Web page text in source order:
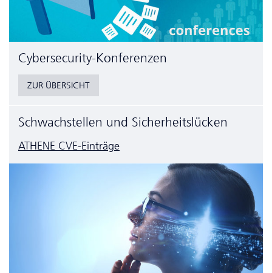
Cyber­security-Konferenzen
ZUR ÜBERSICHT
Schwachstellen und Sicherheitslücken
ATHENE CVE-Einträge